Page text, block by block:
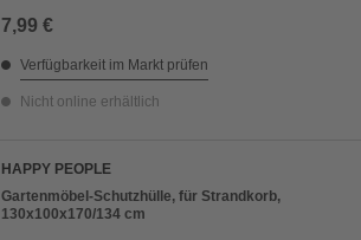
7,99 €
Verfügbarkeit im Markt prüfen
Nicht online erhältlich
HAPPY PEOPLE
Gartenmöbel-Schutzhülle, für Strandkorb,
130x100x170/134 cm